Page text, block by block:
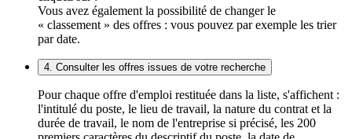
Vous avez également la possibilité de changer le
« classement » des offres : vous pouvez par exemple les trier
par date.
4. Consulter les offres issues de votre recherche
Pour chaque offre d'emploi restituée dans la liste, s'affichent :
l'intitulé du poste, le lieu de travail, la nature du contrat et la
durée de travail, le nom de l'entreprise si précisé, les 200